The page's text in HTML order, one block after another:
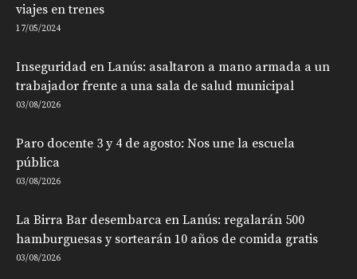
viajes en trenes
17/05/2024
Inseguridad en Lanús: asaltaron a mano armada a un
trabajador frente a una sala de salud municipal
03/08/2026
Paro docente 3 y 4 de agosto: Nos une la escuela
pública
03/08/2026
La Birra Bar desembarca en Lanús: regalarán 500
hamburguesas y sortearán 10 años de comida gratis
03/08/2026